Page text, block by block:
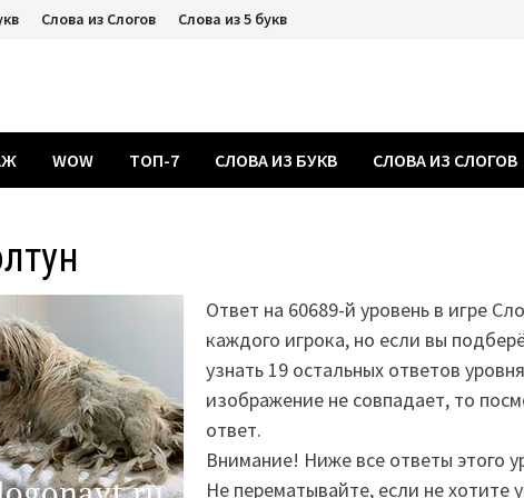
Слова из Слогов Слова из 5 букв
WOW ТОП-7 СЛОВА ИЗ БУКВ СЛОВА ИЗ СЛОГОВ
Ответ на 60689-й уровень в игре
каждого игрока, но если вы
узнать 19 остальных ответов
изображение не совпадает, то
ответ.
Внимание! Ниже все ответы этого
Не перематывайте, если не хотите